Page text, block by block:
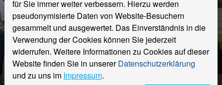
HNX Your way to start up
Dein Team für Existenzgründung
an der HSNR
für Sie immer weiter verbessern. Hierzu werden
pseudonymisierte Daten von Website-Besuchern
gesammelt und ausgewertet. Das Einverständnis in die
Verwendung der Cookies können Sie jederzeit
widerrufen. Weitere Informationen zu Cookies auf dieser
Website finden Sie in unsererDatenschutzerklärung
und zu uns im Impressum.